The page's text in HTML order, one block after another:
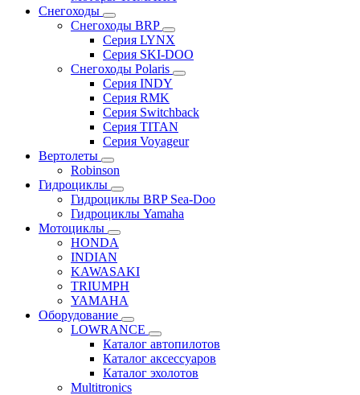
Снегоходы
Снегоходы BRP
Серия LYNX
Серия SKI-DOO
Снегоходы Polaris
Серия INDY
Серия RMK
Серия Switchback
Серия TITAN
Серия Voyageur
Вертолеты
Robinson
Гидроциклы
Гидроциклы BRP Sea-Doo
Гидроциклы Yamaha
Мотоциклы
HONDA
INDIAN
KAWASAKI
TRIUMPH
YAMAHA
Оборудование
LOWRANCE
Каталог автопилотов
Каталог аксессуаров
Каталог эхолотов
Multitronics